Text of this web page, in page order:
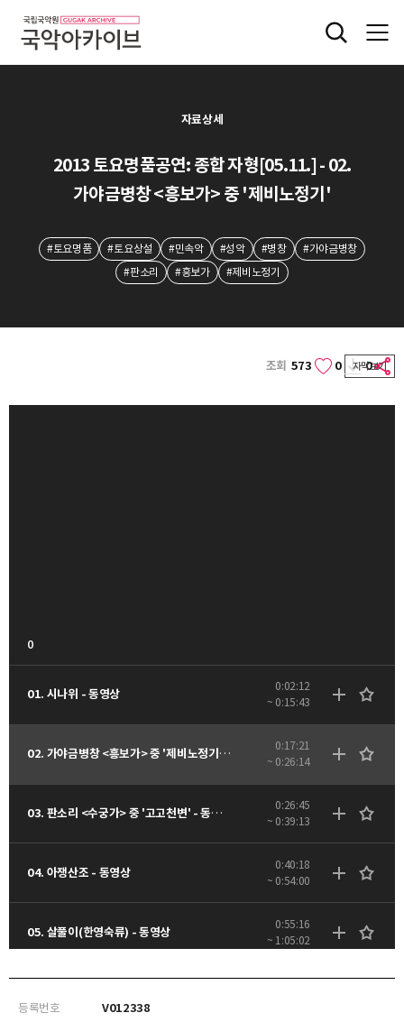
자료상세
2013 토요명품공연: 종합 자형[05.11.] - 02.
가야금병창 <흥보가> 중 '제비노정기'
#토요명품 #토요상설 #민속악 #성악 #병창
#가야금병창
#판소리
#흥보가 #제비노정기
조회 573 0 0
자막보기
0
01. 시나위 - 동영상
0:02:12
~ 0:15:43
02. 가야금병창 <흥보가> 중 '제비노정기' - 동영상
0:17:21
~ 0:26:14
03. 판소리 <수궁가> 중 '고고천변' - 동영상
0:26:45
~ 0:39:13
04. 아쟁산조 - 동영상
0:40:18
~ 0:54:00
05. 살풀이(한영숙류) - 동영상
0:55:16
~ 1:05:02
1:05:46
등록번호
V012338